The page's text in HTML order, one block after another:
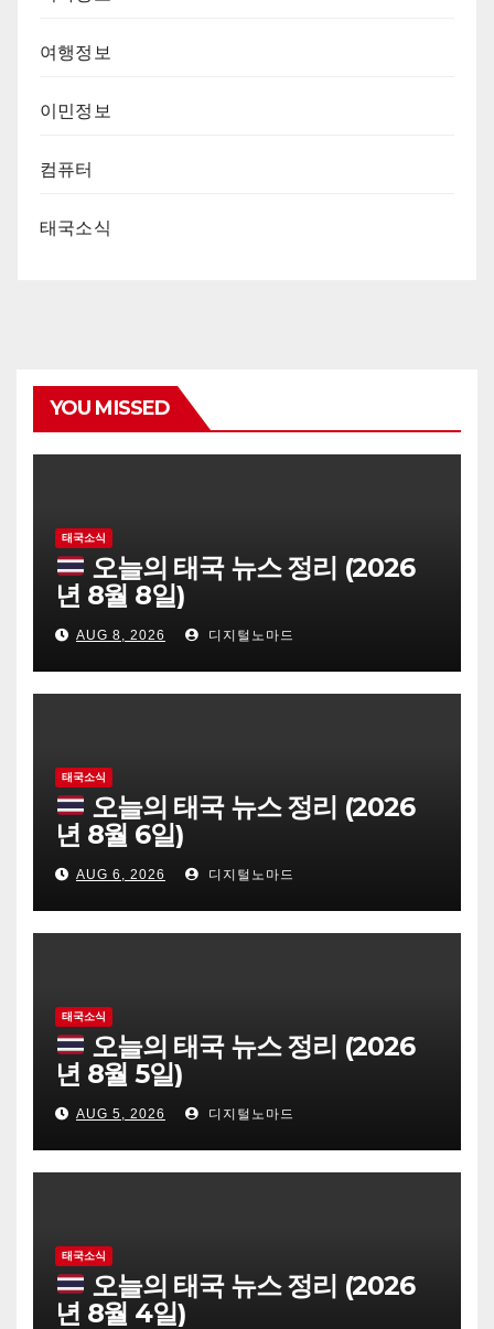
여행정보
이민정보
컴퓨터
태국소식
YOU MISSED
태국소식
오늘의 태국 뉴스 정리 (2026
년 8월 8일)
AUG 8, 2026 디지털노마드
태국소식
오늘의 태국 뉴스 정리 (2026
년 8월 6일)
AUG 6, 2026 디지털노마드
태국소식
오늘의 태국 뉴스 정리 (2026
년 8월 5일)
AUG 5, 2026 디지털노마드
태국소식
오늘의 태국 뉴스 정리 (2026
년 8월 4일)